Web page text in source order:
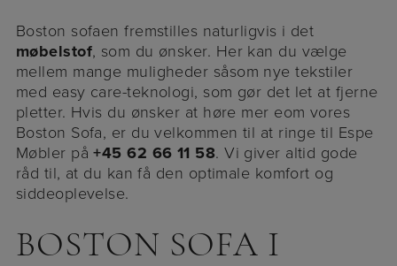
Boston sofaen fremstilles naturligvis i det
møbelstof, som du ønsker. Her kan du vælge
mellem mange muligheder såsom nye tekstiler
med easy care-teknologi, som gør det let at fjerne
pletter. Hvis du ønsker at høre mer eom vores
Boston Sofa, er du velkommen til at ringe til Espe
Møbler på+45 62 66 11 58. Vi giver altid gode
råd til, at du kan få den optimale komfort og
siddeoplevelse.
BOSTON SOFA I